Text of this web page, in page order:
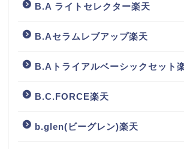
B.A ライトセレクター楽天
B.Aセラムレブアップ楽天
B.Aトライアルベーシックセット
B.C.FORCE楽天
b.glen(ビーグレン)楽天